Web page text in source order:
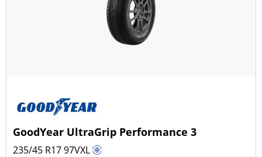
GoodYear UltraGrip Performance 3
235/45 R1797VXL